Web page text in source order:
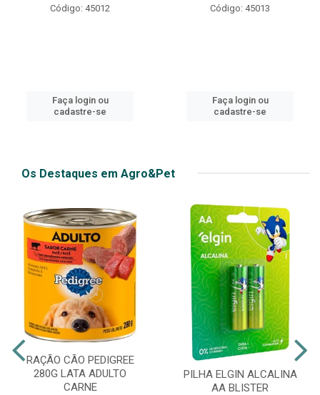
Código: 45013
Faça login ou
cadastre-se
cadastre-se
Os Destaques em Agro&Pet
RAÇÃO CÃO PEDIGREE
280G LATA ADULTO
CARNE
PILHA ELGIN ALCALINA
AA BLISTER